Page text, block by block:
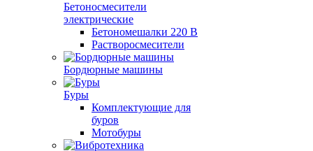
Бетоносмесители
электрические
Бетономешалки 220 В
Растворосмесители
Бордюрные машины
Буры
Комплектующие для
буров
Мотобуры